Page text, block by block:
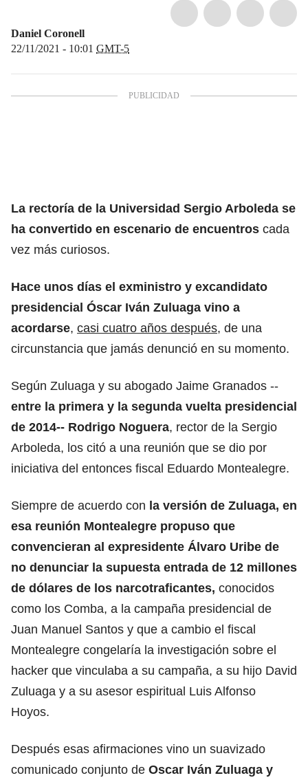
Daniel Coronell
22/11/2021 - 10:01 GMT-5
La rectoría de la Universidad Sergio Arboleda se
ha convertido en escenario de encuentros cada
vez más curiosos.
Hace unos días el exministro y excandidato
presidencial Óscar Iván Zuluaga vino a
acordarse, casi cuatro años después, de una
circunstancia que jamás denunció en su momento.
Según Zuluaga y su abogado Jaime Granados --
entre la primera y la segunda vuelta presidencial
de 2014-- Rodrigo Noguera, rector de la Sergio
Arboleda, los citó a una reunión que se dio por
iniciativa del entonces fiscal Eduardo Montealegre.
Siempre de acuerdo con la versión de Zuluaga, en
esa reunión Montealegre propuso que
convencieran al expresidente Álvaro Uribe de
no denunciar la supuesta entrada de 12 millones
de dólares de los narcotraficantes, conocidos
como los Comba, a la campaña presidencial de
Juan Manuel Santos y que a cambio el fiscal
Montealegre congelaría la investigación sobre el
hacker que vinculaba a su campaña, a su hijo David
Zuluaga y a su asesor espiritual Luis Alfonso
Hoyos.
Después esas afirmaciones vino un suavizado
comunicado conjunto de Oscar Iván Zuluaga y